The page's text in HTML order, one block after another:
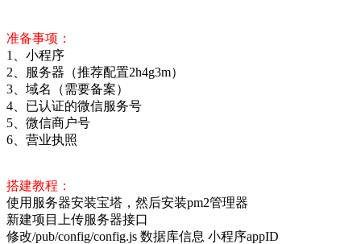
准备事项：
1、小程序
2、服务器（推荐配置2h4g3m）
3、域名（需要备案）
4、已认证的微信服务号
5、微信商户号
6、营业执照
搭建教程：
使用服务器安装宝塔，然后安装pm2管理器
新建项目上传服务器接口
修改/pub/config/config.js 数据库信息 小程序appID